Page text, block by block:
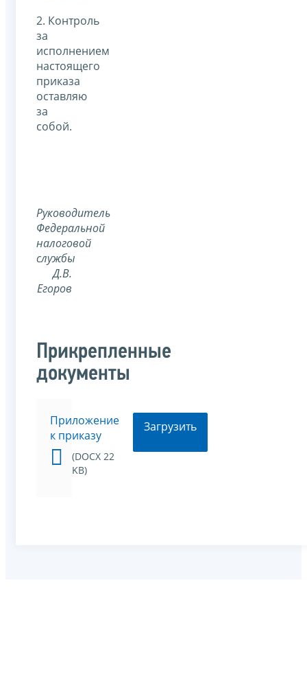
2. Контроль
за
исполнением
настоящего
приказа
оставляю
за
собой.
Руководитель
Федеральной
налоговой
службы
Д.В.
Егоров
Прикрепленные
документы
Приложение
к приказу
(DOCX 22
KB)
Загрузить